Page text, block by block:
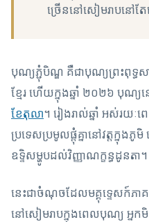
ច្រើននៅសៀមរាបនៅតែ
បុណ្យភ្ជុំបិណ្ឌ គឺជាបុណ្យព្រះពុទ្
ខ្មែរ ហើយក្នុងឆ្នាំ ២០២៦ បុណ្យន
ខែតុលា។ រៀងរាល់ឆ្នាំ អស់រយៈព
ប្រទេសប្រមូលផ្តុំគ្នានៅវត្តក្នុង
ឧទ្ទិសម្ហូបដល់វិញ្ញាណក្ខន្ធដូនតា។
នេះជាចំណុចដែលមគ្គុទ្ទេសក៍ភាគ
នៅសៀមរាបក្នុងពេលបុណ្យ អ្នក